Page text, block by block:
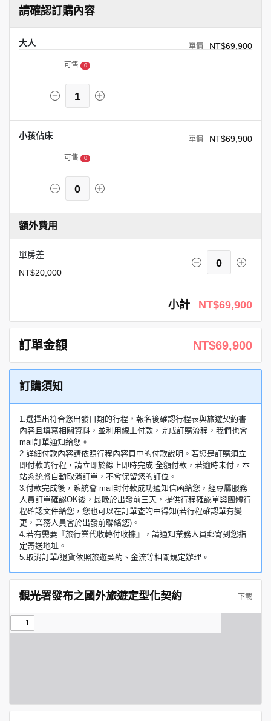
請確認訂購內容
大人 NT$69,900
可售 0
1
小孩佔床 NT$69,900
可售 0
0
額外費用
單房差
NT$20,000
0
小計 NT$69,900
訂單金額 NT$69,900
訂購須知
1.選擇出符合您出發日期的行程，報名後確認行程表與旅遊契約書
內容且填寫相關資料，並利用線上付款，完成訂購流程，我們也會
mail訂單通知給您。
2.詳細付款內容請依照行程內容頁中的付款說明。若您是訂購須立
即付款的行程，請立即於線上即時完成 全額付款，若逾時未付，本
站系統將自動取消訂單，不會保留您的訂位。
3.付款完成後，系統會 mail封付款成功通知信函給您，經專屬服務
人員訂單確認OK後，最晚於出發前三天，提供行程確認單與團體行
程確認文件給您，您也可以在訂單查詢中得知(若行程確認單有變
更，業務人員會於出發前聯絡您)。
4.若有需要『旅行業代收轉付收據』，請通知業務人員郵寄到您指
定寄送地址。
5.取消訂單/退貨依照旅遊契約、金流等相關規定辦理。
觀光署發布之國外旅遊定型化契約 下載